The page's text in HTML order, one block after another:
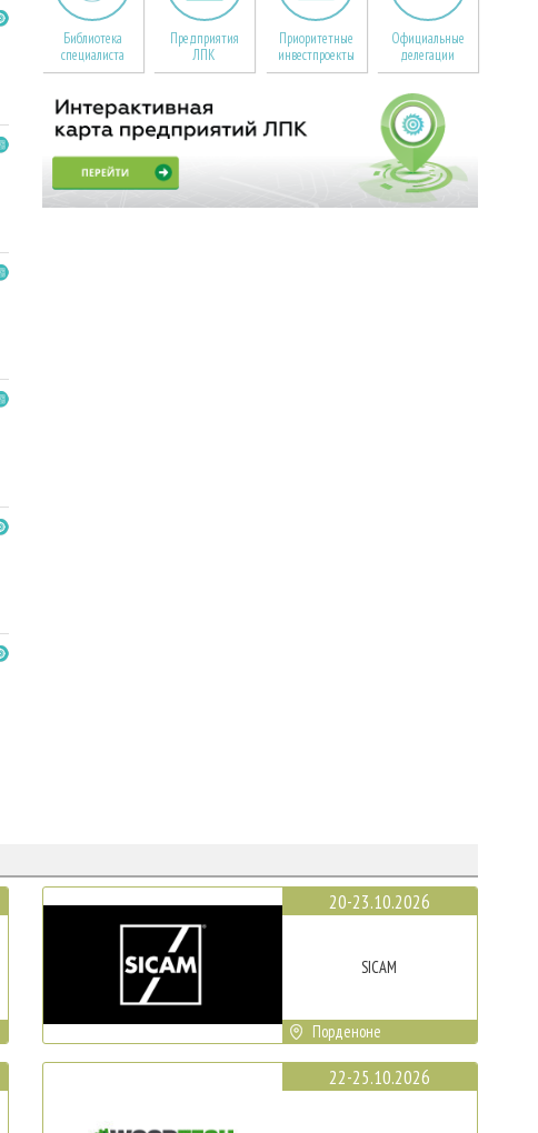
Библиотека
специалиста
Предприятия
ЛПК
Приоритетные
инвестпроекты
Официальные
делегации
20-23.10.2026
SICAM
Порденоне
22-25.10.2026